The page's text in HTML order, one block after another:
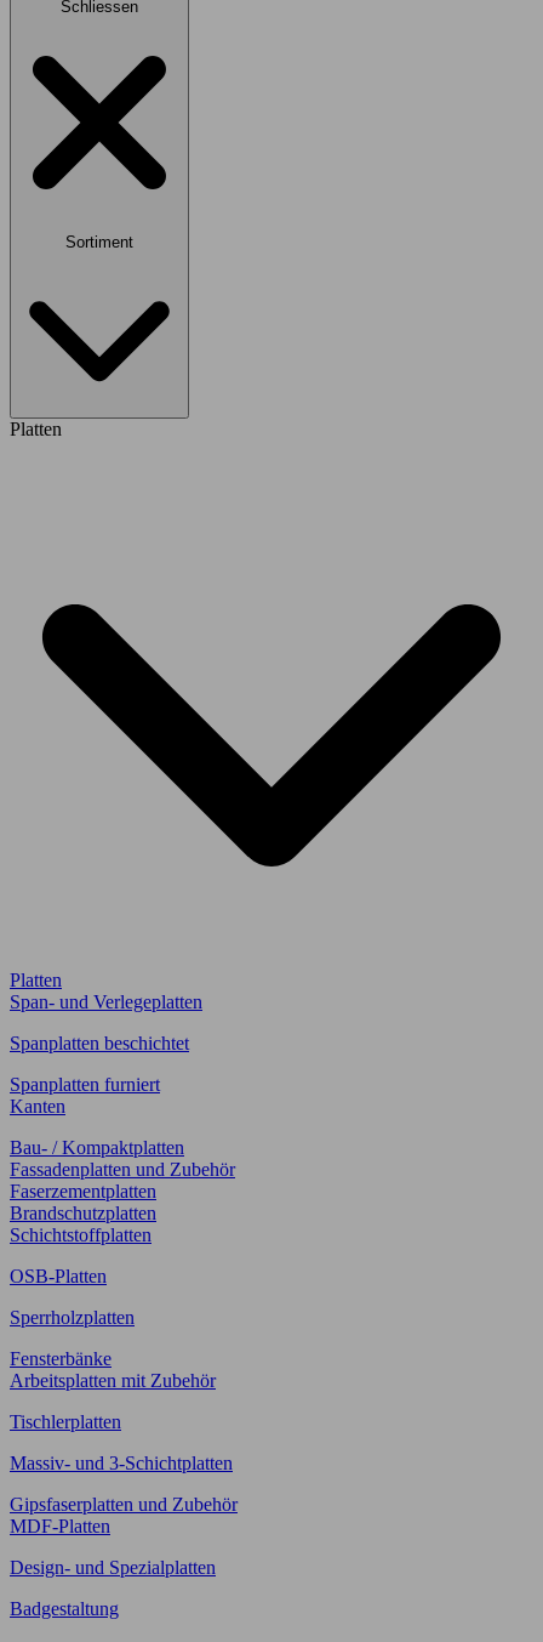
Schliessen
Sortiment
Platten
Platten
Span- und Verlegeplatten
Spanplatten beschichtet
Spanplatten furniert
Kanten
Bau- / Kompaktplatten
Fassadenplatten und Zubehör
Faserzementplatten
Brandschutzplatten
Schichtstoffplatten
OSB-Platten
Sperrholzplatten
Fensterbänke
Arbeitsplatten mit Zubehör
Tischlerplatten
Massiv- und 3-Schichtplatten
Gipsfaserplatten und Zubehör
MDF-Platten
Design- und Spezialplatten
Badgestaltung